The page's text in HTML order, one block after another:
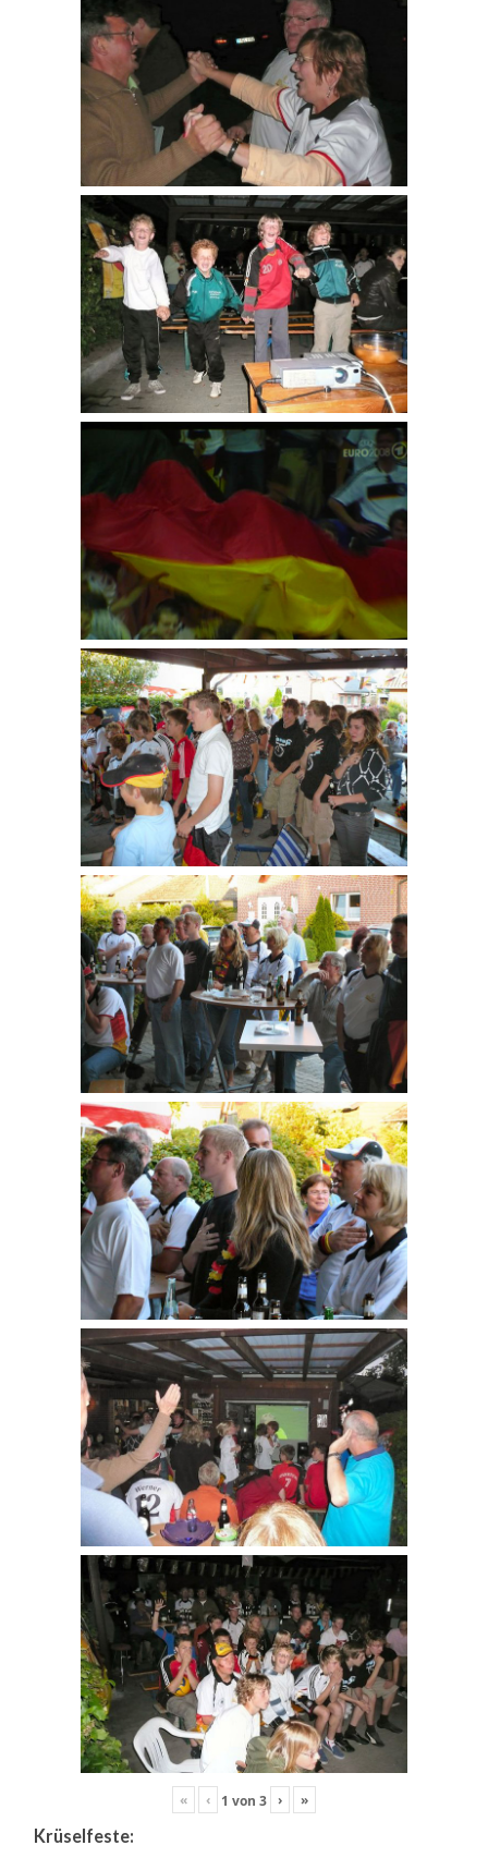
« ‹ 1 von 3 › »
Krüselfeste: